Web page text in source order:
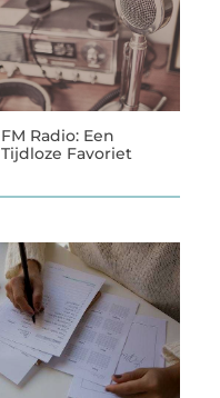
FM Radio: Een
Tijdloze Favoriet